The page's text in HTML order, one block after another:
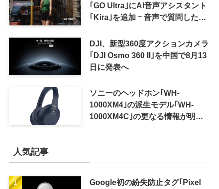
｢GO Ultra｣にAI音声アシスタント
｢Kira｣を追加 ｰ 音声で質問した
可能に
DJI、新型360度アクションカメラ
｢DJI Osmo 360 II｣を中国で8月13
日に発表へ
ソニーのヘッドホン｢WH-
1000XM4｣の派生モデル｢WH-
1000XM4C｣の更なる情報が明ら
人気記事
Google初の紛失防止タグ｢Pixel